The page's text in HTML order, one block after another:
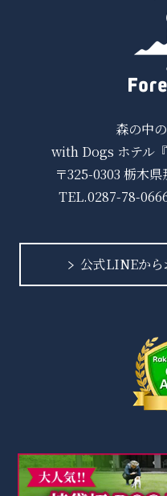
森の中
with Dogs ホテル『
〒325-0303 栃木
TEL.0287-78-
公式LINEから